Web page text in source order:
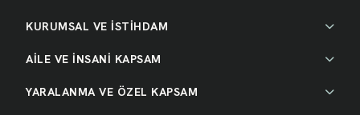
KURUMSAL VE İSTİHDAM
AİLE VE İNSANİ KAPSAM
YARALANMA VE ÖZEL KAPSAM